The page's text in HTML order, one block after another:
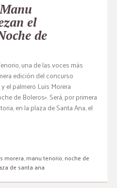
el
de
una de las voces más
edición del concurso
el palmero Luis Morera
de Boleros». Será, por primera
en la plaza de Santa Ana, el
morera,manu tenorio,noche de
de santa ana